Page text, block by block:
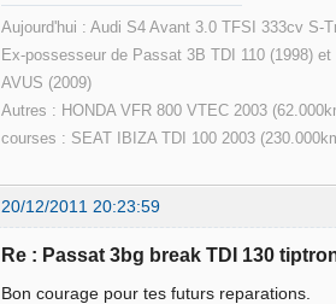
Aujourd'hui : Audi S4 Avant 3.0 TFSI 333cv S-
Ex-possesseur de Passat 3B TDI 110 (1998)
AVUS (2009)
Autres : HONDA VFR 800 VTEC 2003
courses : SEAT IBIZA TDI 100 2003
20/12/2011 20:23:59
Re : Passat 3bg break TDI 130
Bon courage pour tes futurs reparations.